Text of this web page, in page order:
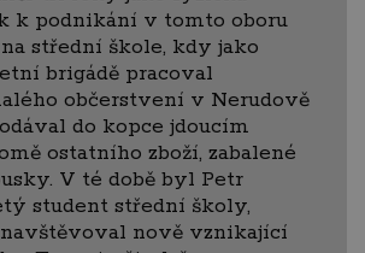
k podnikání v tomto oboru
střední škole, kdy jako
brigádě pracoval
občerstvení v Nerudově
do kopce jdoucím
ostatního zboží, zabalené
V té době byl Petr
student střední školy,
nově vznikající